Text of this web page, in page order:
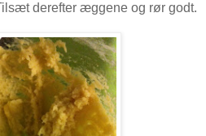
derefter æggene og rør godt.